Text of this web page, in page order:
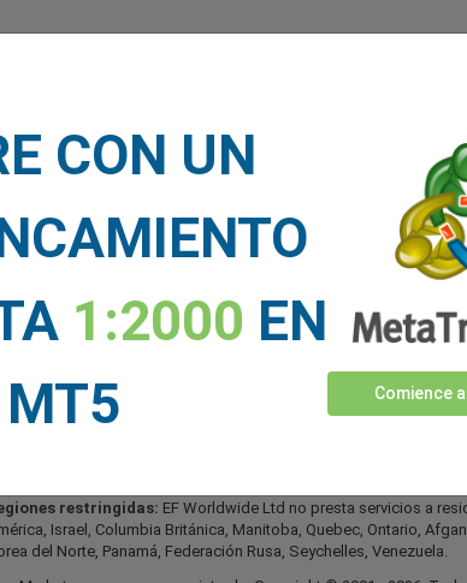
4
de trading
de trading
descubrir
Libros electrónicos
gratuitos
Glosario de trading
Indicadores económicos
de
Worldwide Ltd está licenciada en las Islas Vírgenes Británicas
SIBA/L/20/1135). easyMarkets es un nombre comercial de
es operado por EF Worldwide Limited (parte del grupo Blue
restringidas: EF Worldwide Ltd no presta servicios a
Israel, Columbia Británica, Manitoba, Quebec, Ontario,
del Norte, Panamá, Federación Rusa, Seychelles, Venezuela.
CON UN
1:2000 EN
MT5
Comience